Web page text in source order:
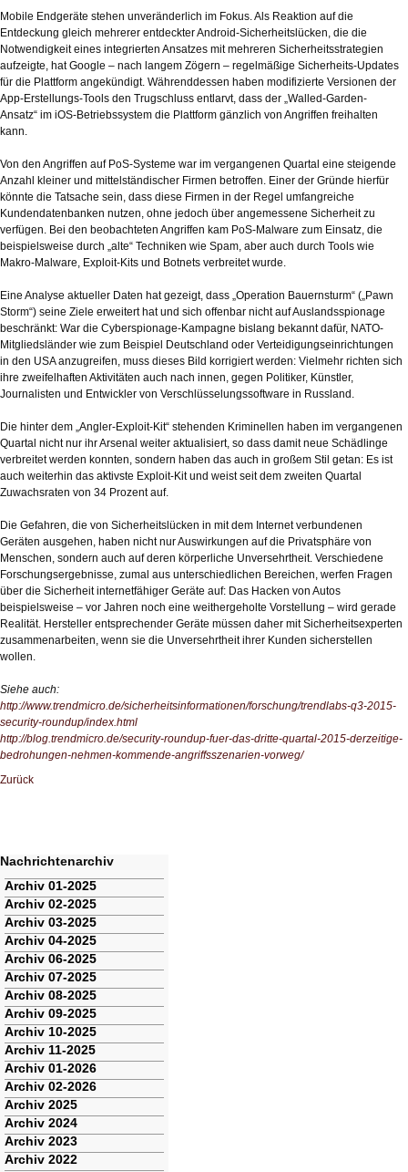
Mobile Endgeräte stehen unveränderlich im Fokus. Als Reaktion auf die
Entdeckung gleich mehrerer entdeckter Android-Sicherheitslücken, die die
Notwendigkeit eines integrierten Ansatzes mit mehreren Sicherheitsstrategien
aufzeigte, hat Google – nach langem Zögern – regelmäßige Sicherheits-Updates
für die Plattform angekündigt. Währenddessen haben modifizierte Versionen der
App-Erstellungs-Tools den Trugschluss entlarvt, dass der „Walled-Garden-
Ansatz“ im iOS-Betriebssystem die Plattform gänzlich von Angriffen freihalten
kann.
Von den Angriffen auf PoS-Systeme war im vergangenen Quartal eine steigende
Anzahl kleiner und mittelständischer Firmen betroffen. Einer der Gründe hierfür
könnte die Tatsache sein, dass diese Firmen in der Regel umfangreiche
Kundendatenbanken nutzen, ohne jedoch über angemessene Sicherheit zu
verfügen. Bei den beobachteten Angriffen kam PoS-Malware zum Einsatz, die
beispielsweise durch „alte“ Techniken wie Spam, aber auch durch Tools wie
Makro-Malware, Exploit-Kits und Botnets verbreitet wurde.
Eine Analyse aktueller Daten hat gezeigt, dass „Operation Bauernsturm“ („Pawn
Storm“) seine Ziele erweitert hat und sich offenbar nicht auf Auslandsspionage
beschränkt: War die Cyberspionage-Kampagne bislang bekannt dafür, NATO-
Mitgliedsländer wie zum Beispiel Deutschland oder Verteidigungseinrichtungen
in den USA anzugreifen, muss dieses Bild korrigiert werden: Vielmehr richten sich
ihre zweifelhaften Aktivitäten auch nach innen, gegen Politiker, Künstler,
Journalisten und Entwickler von Verschlüsselungssoftware in Russland.
Die hinter dem „Angler-Exploit-Kit“ stehenden Kriminellen haben im vergangenen
Quartal nicht nur ihr Arsenal weiter aktualisiert, so dass damit neue Schädlinge
verbreitet werden konnten, sondern haben das auch in großem Stil getan: Es ist
auch weiterhin das aktivste Exploit-Kit und weist seit dem zweiten Quartal
Zuwachsraten von 34 Prozent auf.
Die Gefahren, die von Sicherheitslücken in mit dem Internet verbundenen
Geräten ausgehen, haben nicht nur Auswirkungen auf die Privatsphäre von
Menschen, sondern auch auf deren körperliche Unversehrtheit. Verschiedene
Forschungsergebnisse, zumal aus unterschiedlichen Bereichen, werfen Fragen
über die Sicherheit internetfähiger Geräte auf: Das Hacken von Autos
beispielsweise – vor Jahren noch eine weithergeholte Vorstellung – wird gerade
Realität. Hersteller entsprechender Geräte müssen daher mit Sicherheitsexperten
zusammenarbeiten, wenn sie die Unversehrtheit ihrer Kunden sicherstellen
wollen.
Siehe auch:
http://www.trendmicro.de/sicherheitsinformationen/forschung/trendlabs-q3-2015-
security-roundup/index.html
http://blog.trendmicro.de/security-roundup-fuer-das-dritte-quartal-2015-derzeitige-
bedrohungen-nehmen-kommende-angriffsszenarien-vorweg/
Zurück
Nachrichtenarchiv
Navigation
überspringen
Archiv 01-2025
Archiv 02-2025
Archiv 03-2025
Archiv 04-2025
Archiv 06-2025
Archiv 07-2025
Archiv 08-2025
Archiv 09-2025
Archiv 10-2025
Archiv 11-2025
Archiv 01-2026
Archiv 02-2026
Archiv 2025
Archiv 2024
Archiv 2023
Archiv 2022